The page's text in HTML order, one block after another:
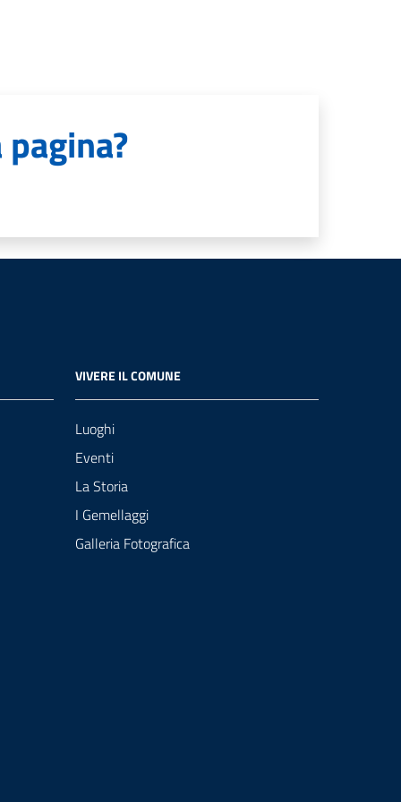
VIVERE IL COMUNE
Luoghi
Eventi
La Storia
I Gemellaggi
Galleria Fotografica